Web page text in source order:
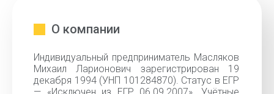
О компании
Индивидуальный предприниматель Масляков
Михаил Ларионович зарегистрирован 19
декабря 1994 (УНП 101284870). Статус в ЕГР